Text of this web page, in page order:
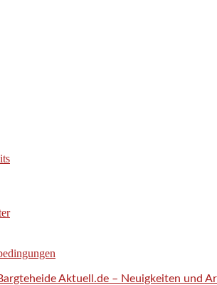
Aktuell.de – Neuigkeiten und